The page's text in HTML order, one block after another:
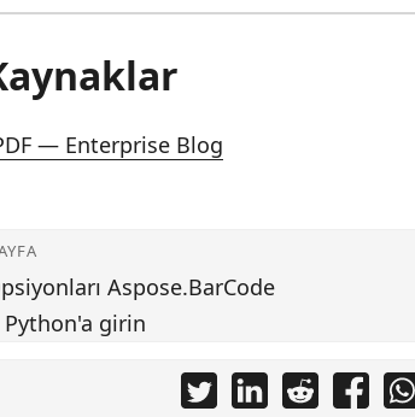
— Enterprise Blog
Aspose.BarCode
Python'a girin